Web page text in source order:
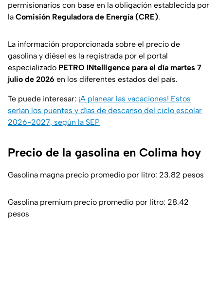
permisionarios con base en la obligación establecida por
la Comisión Reguladora de Energía (CRE).
La información proporcionada sobre el precio de
gasolina y diésel es la registrada por el portal
especializado PETRO INtelligence para el día martes 7
julio de 2026 en los diferentes estados del país.
Te puede interesar: ¡A planear las vacaciones! Estos
serían los puentes y días de descanso del ciclo escolar
2026-2027, según la SEP
Precio de la gasolina en Colima hoy
Gasolina magna precio promedio por litro: 23.82 pesos
Gasolina premium precio promedio por litro: 28.42
pesos